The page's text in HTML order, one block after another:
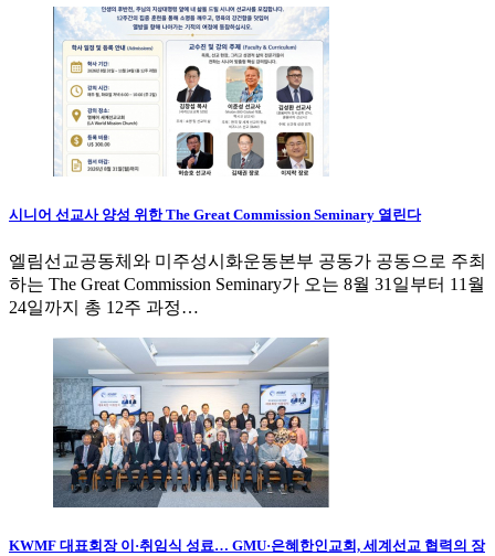
시니어 선교사 양성 위한 The Great Commission Seminary 열린다
엘림선교공동체와 미주성시화운동본부 공동가 공동으로 주최
하는 The Great Commission Seminary가 오는 8월 31일부터 11월
24일까지 총 12주 과정…
KWMF 대표회장 이·취임식 성료… GMU·은혜한인교회, 세계선교 협력의 장